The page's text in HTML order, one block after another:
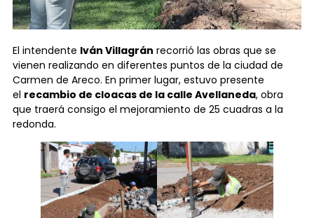
El intendente Iván Villagrán recorrió las obras que se
vienen realizando en diferentes puntos de la ciudad de
Carmen de Areco. En primer lugar, estuvo presente
el recambio de cloacas de la calle Avellaneda, obra
que traerá consigo el mejoramiento de 25 cuadras a la
redonda.